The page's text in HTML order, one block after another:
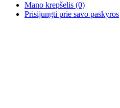
Mano krepšelis (0)
Prisijungti prie savo paskyros